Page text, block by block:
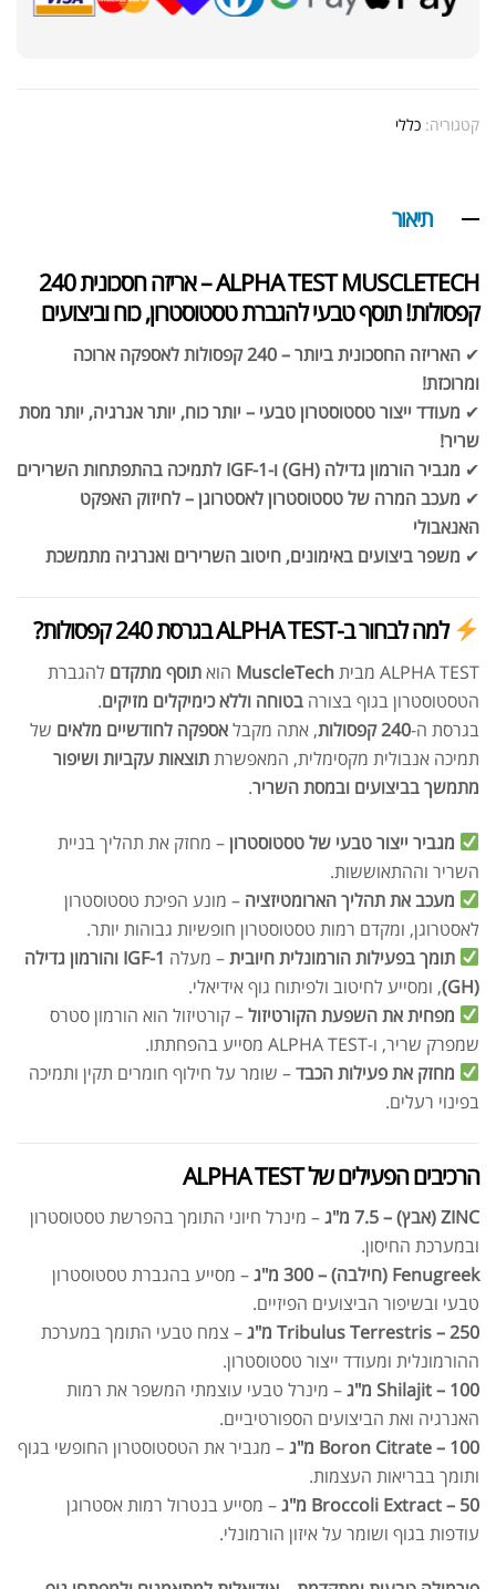
קטגוריה: כללי
תיאור
ALPHA TEST MUSCLETECH – אריזה חסכונית 240
קפסולות! תוסף טבעי להגברת טסטוסטרון, כוח וביצועים
✔
האריזה החסכונית ביותר – 240 קפסולות לאספקה ארוכה
ומרוכזת!
✔ מעודד ייצור טסטוסטרון טבעי – יותר כוח, יותר אנרגיה, יותר מסת
שריר!
✔ מגביר הורמון גדילה (GH) ו-IGF-1 לתמיכה בהתפתחות השרירים
✔ מעכב המרה של טסטוסטרון לאסטרוגן – לחיזוק האפקט
האנאבולי
✔ משפר ביצועים באימונים, חיטוב השרירים ואנרגיה מתמשכת
למה לבחור ב-ALPHA TEST בגרסת 240 קפסולות?
ALPHA TEST מבית MuscleTech הואתוסף מתקדם להגברת
הטסטוסטרון בגוף בצורה בטוחה וללא כימיקלים מזיקים.
בגרסת ה-240 קפסולות , אתה מקבלאספקה לחודשיים מלאים של
תמיכה אנבולית מקסימלית, המאפשרתתוצאות עקביות ושיפור
מתמשך בביצועים ובמסת השריר.
מגביר ייצור טבעי של טסטוסטרון– מחזק את תהליך בניית
השריר וההתאוששות.
מעכב את תהליך הארומטיזציה – מונע הפיכת טסטוסטרון
לאסטרוגן, ומקדם רמות טסטוסטרון חופשיות גבוהות יותר.
תומך בפעילות הורמונלית חיובית– מעלה
IGF-1 והורמון גדילה
(GH)
, ומסייע לחיטוב ולפיתוח גוף אידיאלי.
מפחית את השפעת הקורטיזול– קורטיזול הוא הורמון סטרס
שמפרק שריר, ו-ALPHA TEST מסייע בהפחתתו.
מחזק את פעילות הכבד– שומר על חילוף חומרים תקין ותמיכה
בפינוי רעלים.
הרכיבים הפעילים של ALPHA TEST
ZINC (אבץ) – 7.5 מ"ג
– מינרל חיוני התומך בהפרשת טסטוסטרון
ובמערכת החיסון.
Fenugreek (חילבה) – 300 מ"ג
– מסייע בהגברת טסטוסטרון
טבעי ובשיפור הביצועים הפיזיים.
Tribulus Terrestris – 250 מ"ג
– צמח טבעי התומך במערכת
ההורמונלית ומעודד ייצור טסטוסטרון.
Shilajit – 100 מ"ג
– מינרל טבעי עוצמתי המשפר את רמות
האנרגיה ואת הביצועים הספורטיביים.
Boron Citrate – 100 מ"ג
– מגביר את הטסטוסטרון החופשי בגוף
ותומך בבריאות העצמות.
Broccoli Extract – 50 מ"ג
– מסייע בנטרול רמות אסטרוגן
עודפות בגוף ושומר על איזון הורמונלי.